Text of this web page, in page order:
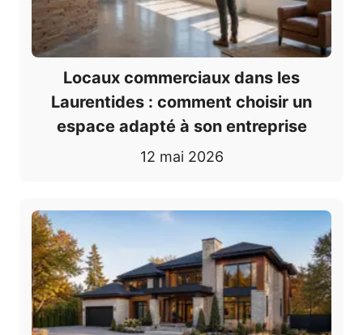
Locaux commerciaux dans les
Laurentides : comment choisir un
espace adapté à son entreprise
12 mai 2026